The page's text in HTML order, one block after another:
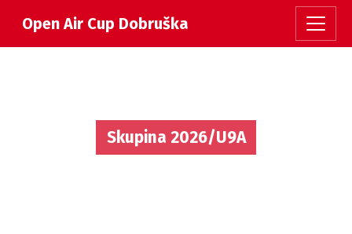
Open Air Cup Dobruška
Skupina 2026/U9A